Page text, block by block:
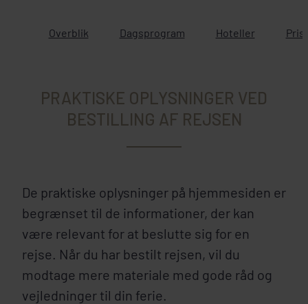
Overblik Dagsprogram Hoteller
PRAKTISKE OPLYSNINGER VED
BESTILLING AF REJSEN
De praktiske oplysninger på hjemmesiden er
begrænset til de informationer, der kan
være relevant for at beslutte sig for en
rejse. Når du har bestilt rejsen, vil du
modtage mere materiale med gode råd og
vejledninger til din ferie.